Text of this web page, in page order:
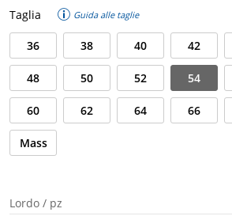
Taglia Guida alle taglie
36 38 40 42
48 50 52 54
60 62 64 66
Mass
Lordo / pz